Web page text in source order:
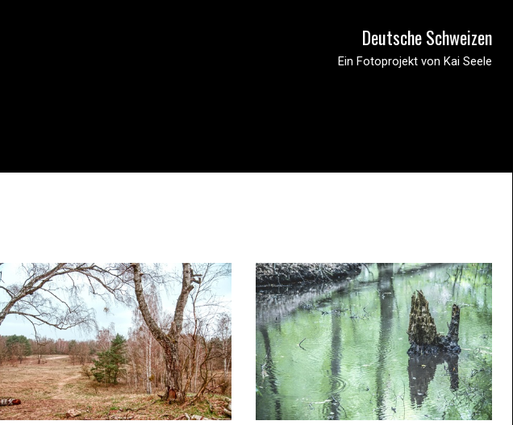
Deutsche Schweizen
Ein Fotoprojekt von Kai Seele